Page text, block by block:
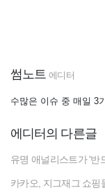
썸노트 에디터
수많은 이슈 중 매일 3
에디터의 다른글
유명 애널리스트가 '반
카카오, 지그재그 쇼핑